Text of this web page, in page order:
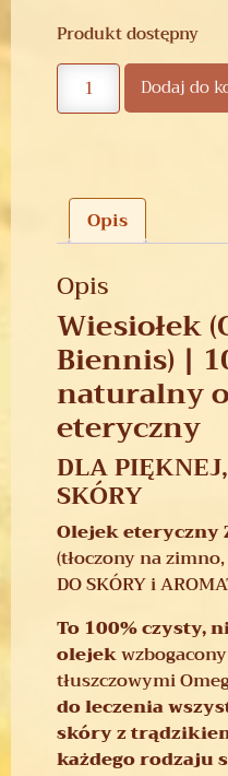
Produkt dostępny
Dodaj do
Opis
Opis
Wiesiołek
Biennis) |
naturalny
eteryczny
DLA
SKÓRY
Olejek eteryczny
(tłoczony na
DO SKÓRY i
To 100% czysty,
olejek
tłuszczowymi
do leczenia
skóry z
każdego rodzaju